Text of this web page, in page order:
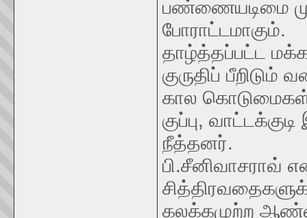
பண்ணையடிமை
போராட்டமாகும்.
தாழ்த்தப்பட்ட
குருதிப் பீறிடும்
கால கொடுமைகள்
குப்பு,
நீத்தனர்.
பி.சீனிவாசராவ்
கலக்கமுற்ற